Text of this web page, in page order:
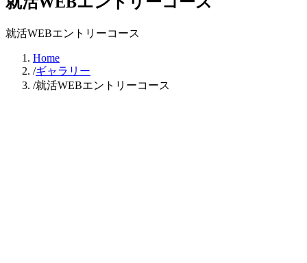
就活WEBエントリーコース
Home
/ギャラリー
/就活WEBエントリーコース